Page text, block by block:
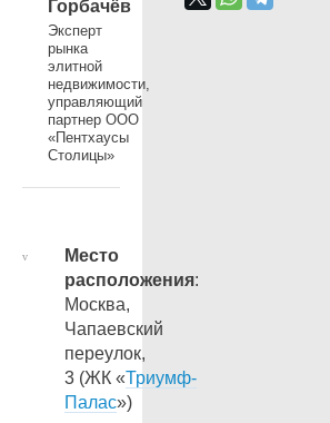
Горбачёв
Эксперт
рынка
элитной
недвижимости,
управляющий
партнер ООО
«Пентхаусы
Столицы»
Место
расположения:
Москва,
Чапаевский
переулок,
3 (ЖК «Триумф-
Палас»)